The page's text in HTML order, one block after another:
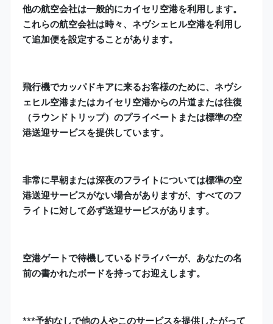
他の航空会社は一般的にカイセリ空港を利用します。
これらの航空会社は時々、ネヴシェヒル空港を利用し
て追加便を設定することがあります。
飛行機でカッパドキアに来るお客様のために、ネヴシ
ェヒル空港またはカイセリ空港からの片道または往復
（ラウンドトリップ）のプライベートまたは標準の空
港送迎サービスを提供しています。
非常に早朝または深夜のフライトについては標準の空
港送迎サービスがない場合がありますが、すべてのフ
ライトに対して必ず送迎サービスがあります。
空港ゲートで待機しているドライバーが、あなたの名
前の書かれたボードを持ってお迎えします。
***予約なしで他の人やこのサービスを提供したがって